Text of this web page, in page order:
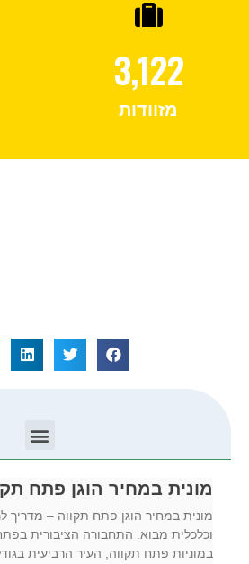
3,122
מזוודות
מונית במחיר הוגן פתח
מונית במחיר הוגן פתח תקווה – מדריך
וכלכלית מבוא: התחבורה הציבורית
במוניות פתח תקווה, העיר הרביעית